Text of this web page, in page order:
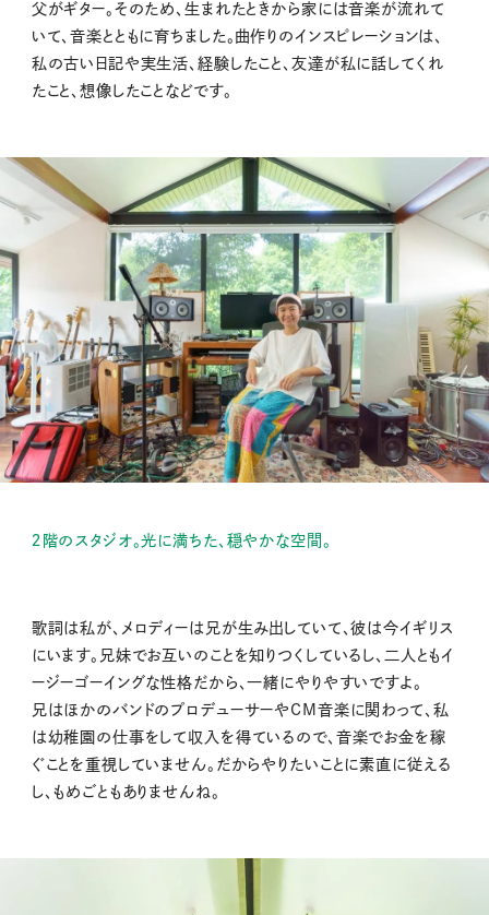
父がギター。そのため、生まれたときから家には音楽が流れて
いて、音楽とともに育ちました。曲作りのインスピレーションは、
私の古い日記や実生活、経験したこと、友達が私に話してくれ
たこと、想像したことなどです。
２階のスタジオ。光に満ちた、穏やかな空間。
歌詞は私が、メロディーは兄が生み出していて、彼は今イギリス
にいます。兄妹でお互いのことを知りつくしているし、二人ともイ
ージーゴーイングな性格だから、一緒にやりやすいですよ。
兄はほかのバンドのプロデューサーやCM音楽に関わって、私
は幼稚園の仕事をして収入を得ているので、音楽でお金を稼
ぐことを重視していません。だからやりたいことに素直に従える
し、もめごともありませんね。